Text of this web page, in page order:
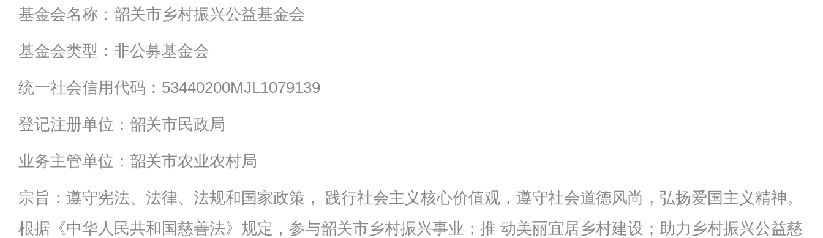
基金会名称：韶关市乡村振兴公益基金会
基金会类型：非公募基金会
统一社会信用代码：53440200MJL1079139
登记注册单位：韶关市民政局
业务主管单位：韶关市农业农村局
宗旨：遵守宪法、法律、法规和国家政策， 践行社会主义核心价值观，遵守社会道德风尚，弘扬爱国主义精神。
根据《中华人民共和国慈善法》规定，参与韶关市乡村振兴事业；推 动美丽宜居乡村建设；助力乡村振兴公益慈